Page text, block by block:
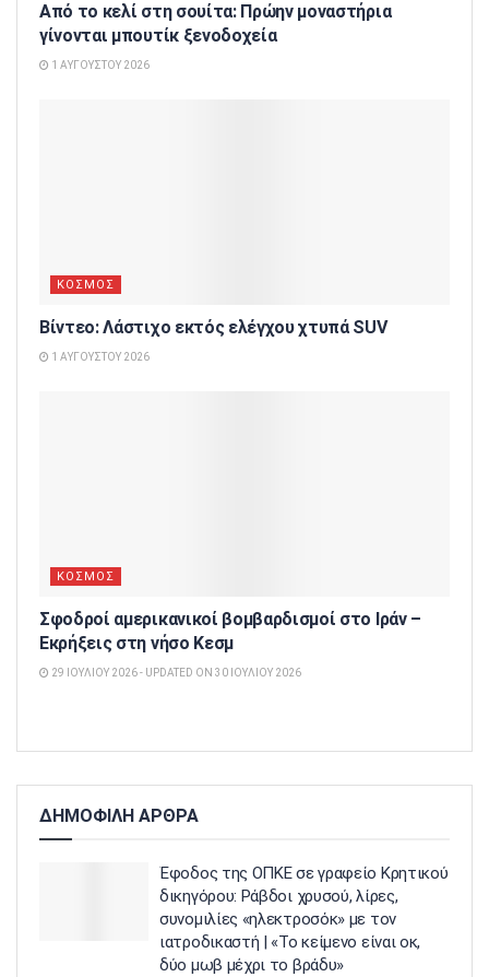
Από το κελί στη σουίτα: Πρώην μοναστήρια
γίνονται μπουτίκ ξενοδοχεία
1 ΑΥΓΟΎΣΤΟΥ 2026
ΚΟΣΜΟΣ
Βίντεο: Λάστιχο εκτός ελέγχου χτυπά SUV
1 ΑΥΓΟΎΣΤΟΥ 2026
ΚΟΣΜΟΣ
Σφοδροί αμερικανικοί βομβαρδισμοί στο Ιράν –
Εκρήξεις στη νήσο Κεσμ
29 ΙΟΥΛΊΟΥ 2026 - UPDATED ON 30 ΙΟΥΛΊΟΥ 2026
ΔΗΜΟΦΙΛΗ ΑΡΘΡΑ
Έφοδος της ΟΠΚΕ σε γραφείο Κρητικού
δικηγόρου: Ράβδοι χρυσού, λίρες,
συνομιλίες «ηλεκτροσόκ» με τον
ιατροδικαστή | «Το κείμενο είναι οκ,
δύο μωβ μέχρι το βράδυ»